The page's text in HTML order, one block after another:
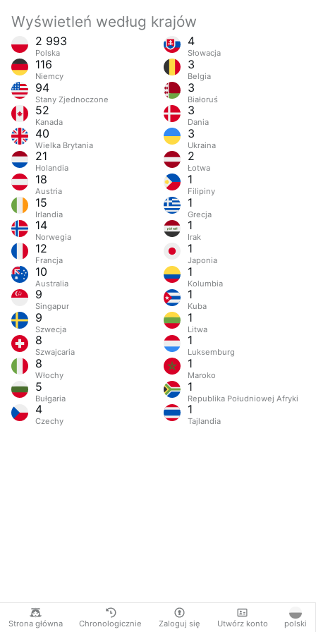
Strona główna Chronologicznie Zaloguj się Utwórz konto polski
Wyświetleń według krajów
2 993
Polska
116
Niemcy
94
Stany Zjednoczone
52
Kanada
40
Wielka Brytania
21
Holandia
18
Austria
15
Irlandia
14
Norwegia
12
Francja
10
Australia
9
Singapur
9
Szwecja
8
Szwajcaria
8
Włochy
5
Bułgaria
4
Czechy
4
Słowacja
3
Belgia
3
Białoruś
3
Dania
3
Ukraina
2
Łotwa
1
Filipiny
1
Grecja
1
Irak
1
Japonia
1
Kolumbia
1
Kuba
1
Litwa
1
Luksemburg
1
Maroko
1
Republika Południowej Afryki
1
Tajlandia